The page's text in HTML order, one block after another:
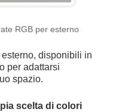
RGB per esterno
disponibili in
per adattarsi
spazio.
scelta di colori